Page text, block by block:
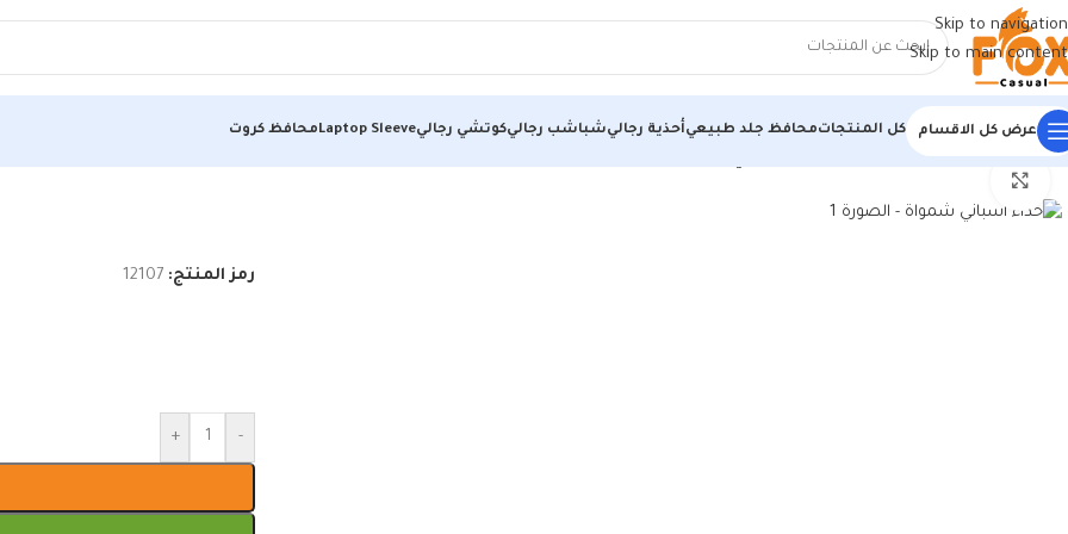
Skip to navigation
Skip to main content
عرض كل الاقسام كل المنتجاتمحافظ جلد طبيعيأحذية رجاليشباشب رجاليكوتشي رجاليLaptop Sleeveمحافظ كروت
الرئيسية/أحذية رجالي
رمز المنتج: 12107
-
+